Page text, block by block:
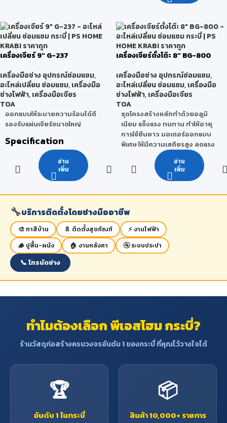
ความยาวของ
เครื่องมือโดย
รวม
150 มม.
น้ำหนักรวมของ
เครื่องมือ
300
กรัม
เข้าสูงสุด
เซลเซียส
ปริมาณน้ำ
นาที
ขนาด
198 x 214 x
452 มม.
น้ำหนัก 3.7 กก.
90 องศา
(วงกลม)
120
มม.
ขนาดการตัดมุมที่
90 องศา
(สี่เหลี่ยม)
120 x
มม.
ขนาดการตัดมุมที่
90 องศา
(สามเหลี่ยม)
138
มม.
ขนาดการตัดมุมที่
45 องศา (วงกลม)
120
มม.
ขนาดการตัดมุมที่
(สี่เหลี่ยม)
107 x
มม.
ขนาดการตัดมุมที่
45องศา
(สามเหลี่ยม)
น้ำหนักรวมของ
16 กก.
เครื่องเจียร์ 9″ G-237
เครื่องมือช่าง อุปกรณ์ซ่อมแซม,
อะไหล่เปลี่ยน ซ่อมแซม,เครื่องมือ
ช่างไฟฟ้า,เครื่องมือเจียร
TOA
ออกแบบให้ระบายความร้อนได้ดี
รองรับแผ่นเจียร์ขนาดใหญ่
Specification
กำลังไฟฟ้า
2,200
วัตต์
ขนาดแผ่นเจียร์
สูงสุด
230
ความเร็วรอบ
6,600
รอบ/
นาที
ความยาวของ
เครื่องมือโดย
481 มม.
เครื่องมือ
อ่าน
เพิ่ม
เครื่องเจียร์ตั้งโต๊ะ 8″ BG-800
เครื่องมือช่าง อุปกรณ์ซ่อมแซม,
อะไหล่เปลี่ยน ซ่อมแซม,เครื่องมือ
ช่างไฟฟ้า,เครื่องมือเจียร
TOA
ชุดโครงสร้างหลักทำด้วยอลูมิ
เนียม แข็งแรง ทนทาน ทำให้อายุ
การใช้ยืนยาว มอเตอร์ออกแบบ
พิเศษ ให้มีความเสถียรสูง ลดแรง
สั่น สะเทือน ทำให้เครื่องเดินเงียบ มี
ความนิ่งในการเจียร์ ระบบ
Induction Motor ช่วยให้กระแส
เครื่องเดินนิ่ง ไม่กระตุก พร้อม
การกระเด็น และแผ่นรองเจียร์
Specification
มม.
ขนาดเพลา 16 มม.
2,850
นาที
ความยาวของ
เครื่องมือโดย
อ่าน
เพิ่ม
🔧บริการติดตั้งโดยช่างมืออาชีพ
🎨 ทาสีบ้าน 🚿 ติดตั้งสุขภัณฑ์
⚡ งานไฟฟ้า
🪵 ปูพื้น-ผนัง
🏠 งานหลังคา 🚰 ระบบประปา
📞 โทรนัดช่าง
ทำไมต้องเลือก พีเอสโฮม กระบี่?
ร้านวัสดุก่อสร้างครบวงจรอันดับ 1 ของกระบี่ ที่คุณไว้วางใจได้
🏆
อันดับ 1 ในกระบี่
📦
สินค้า 10,000+ รายการ